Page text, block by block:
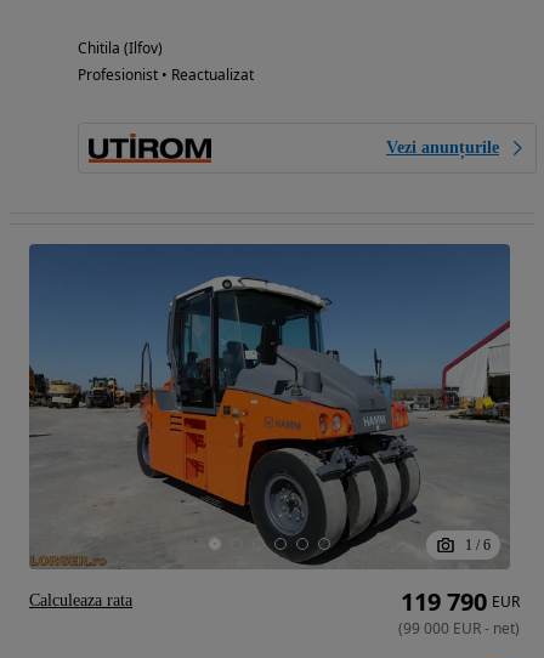
Chitila (Ilfov)
Profesionist • Reactualizat
Vezi anunțurile
1 / 6
119 790 EUR
(99 000 EUR- net)
Calculeaza rata